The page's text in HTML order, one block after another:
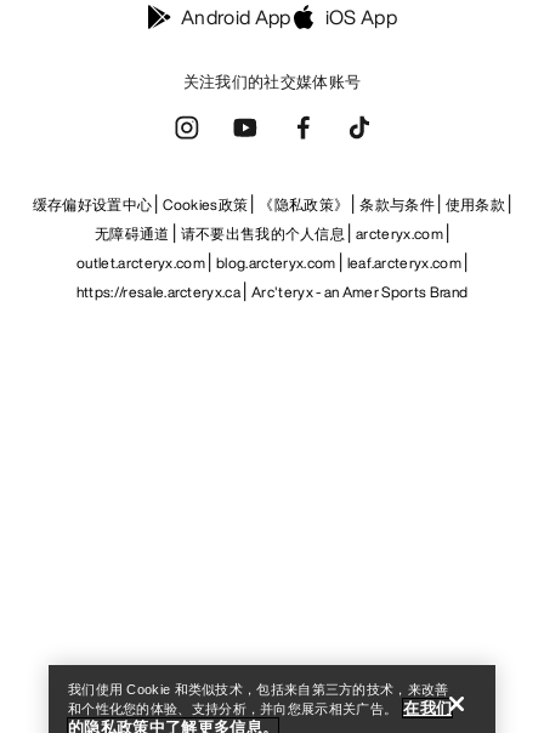
关注我们的社交媒体账号
Android App iOS App
缓存偏好设置中心 Cookies政策 《隐私政策》 条款与条件 使用条款
无障碍通道
请不要出售我的个人信息 arcteryx.com
outlet.arcteryx.com blog.arcteryx.com leaf.arcteryx.com
https://resale.arcteryx.ca Arc'teryx - an Amer Sports Brand
我们使用 Cookie 和类似技术，包括来自第三方的技术，来改善
和个性化您的体验、支持分析，并向您展示相关广告。
在我们
的隐私政策中了解更多信息。